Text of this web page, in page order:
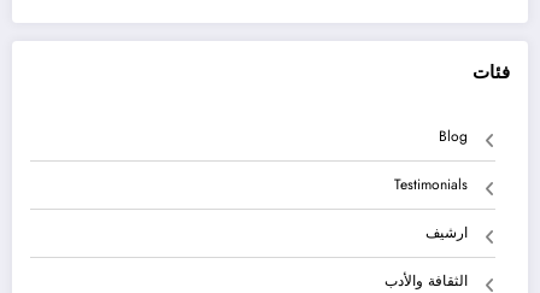
فئات
Blog
Testimonials
ارشيف
الثقافة والأدب